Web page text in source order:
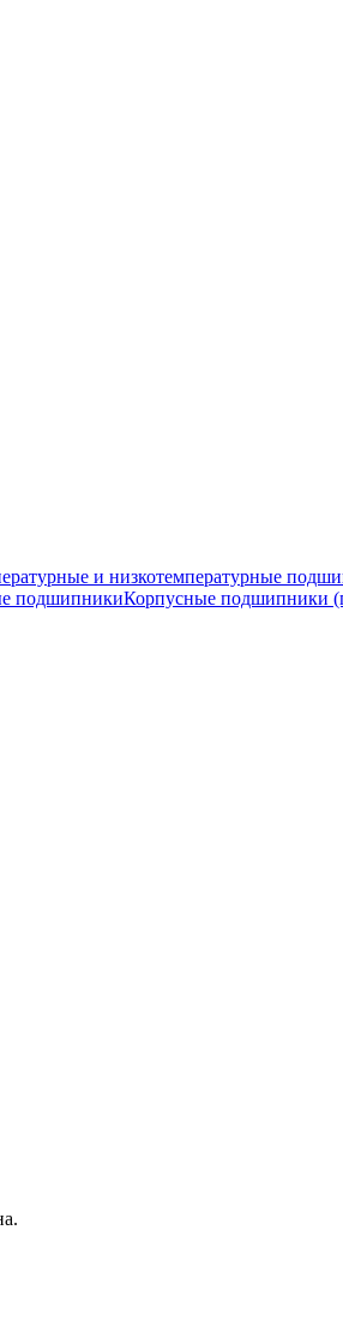
и низкотемпературные
подшипникиКорпусные подшипники